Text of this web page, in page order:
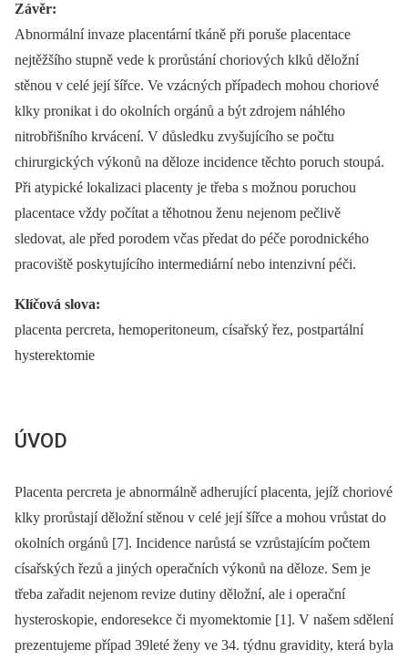
Závěr:
Abnormální invaze placentární tkáně při poruše placentace
nejtěžšího stupně vede k prorůstání chorio­vých klků děložní
stěnou v celé její šířce. Ve vzácných případech mohou choriové
klky pronikat i do okolních orgánů a být zdrojem náhlého
nitrobřišního krvácení. V důsledku zvyšujícího se počtu
chirurgických výkonů na děloze incidence těchto poruch stoupá.
Při atypické lokalizaci placenty je třeba s možnou poruchou
placentace vždy počítat a těhotnou ženu nejenom pečlivě
sledovat, ale před porodem včas předat do péče porodnického
pracoviště poskytujícího intermediární nebo intenzivní péči.
Klíčová slova:
placenta percreta, hemoperitoneum, císařský řez, postpartální
hysterektomie
ÚVOD
Placenta percreta je abnormálně adherující placenta, jejíž choriové
klky prorůstají děložní stěnou v celé její šířce a mohou vrůstat do
okolních orgánů [7]. Incidence narůstá se vzrůstajícím počtem
císařských řezů a jiných operačních výkonů na děloze. Sem je
třeba zařadit nejenom revize dutiny děložní, ale i operační
hysteroskopie, endoresekce či myomektomie [1]. V našem sdělení
prezentujeme případ 39leté ženy ve 34. týdnu gravidity, která byla